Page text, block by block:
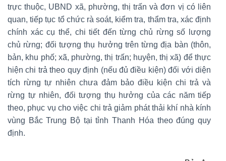
trực thuộc, UBND xã, phường, thị trấn và đơn vị có liên
quan, tiếp tục tổ chức rà soát, kiểm tra, thẩm tra, xác định
chính xác cụ thể, chi tiết đến từng chủ rừng số lượng
chủ rừng; đối tượng thụ hưởng trên từng địa bàn (thôn,
bản, khu phố; xã, phường, thị trấn; huyện, thị xã) để thực
hiện chi trả theo quy định (nếu đủ điều kiện) đối với diện
tích rừng tự nhiên chưa đảm bảo điều kiện chi trả và
rừng tự nhiên, đối tượng thụ hưởng của các năm tiếp
theo, phục vụ cho việc chi trả giảm phát thải khí nhà kính
vùng Bắc Trung Bộ tại tỉnh Thanh Hóa theo đúng quy
định.